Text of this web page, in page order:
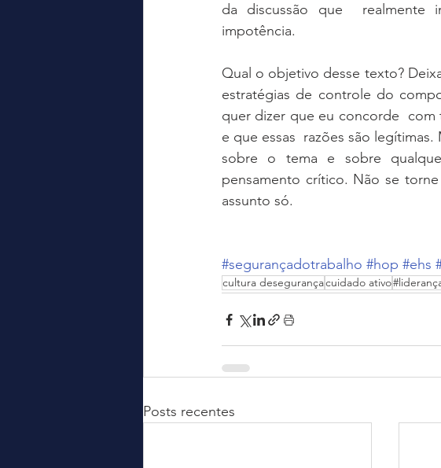
da discussão que  realmente
impotência.
Qual o objetivo desse texto?
estratégias de controle do
quer dizer que eu concorde  com
e que essas  razões são
sobre o tema e sobre
pensamento crítico. Não se
assunto só.
#segurançadotrabalho #hop #ehs
cultura desegurançacuidado ativo
Posts recentes